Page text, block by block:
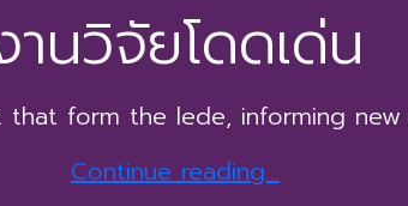
านวิจัยโดดเด่น
form the lede, informing
Continue reading...